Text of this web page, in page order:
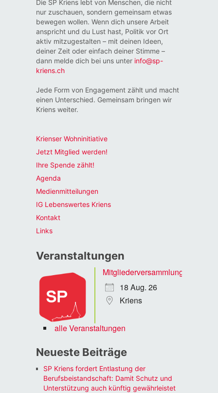
Die SP Kriens lebt von Menschen, die nicht
nur zuschauen, sondern gemeinsam etwas
bewegen wollen. Wenn dich unsere Arbeit
anspricht und du Lust hast, Politik vor Ort
aktiv mitzugestalten – mit deinen Ideen,
deiner Zeit oder einfach deiner Stimme –
dann melde dich bei uns unter info@sp-
kriens.ch
Jede Form von Engagement zählt und macht
einen Unterschied. Gemeinsam bringen wir
Kriens weiter.
Krienser Wohninitiative
Jetzt Mitglied werden!
Ihre Spende zählt!
Agenda
Medienmitteilungen
IG Lebenswertes Kriens
Kontakt
Links
Veranstaltungen
Mitgliederversammlung
18 Aug. 26
Kriens
alle Veranstaltungen
Neueste Beiträge
SP Kriens fordert Entlastung der
Berufsbeistandschaft: Damit Schutz und
Unterstützung auch künftig gewährleistet